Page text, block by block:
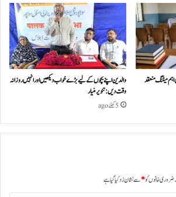
اہم میٹنگ منعقد
والدین اپنے بچوں کے لیے بڑے خواب دیکھیں اور انہیں روزانہ
وقت دیں : تنویر منیار
5 گھنٹے ago
ضروری خانوں کو*سے نشان زد کیا گیا ہے